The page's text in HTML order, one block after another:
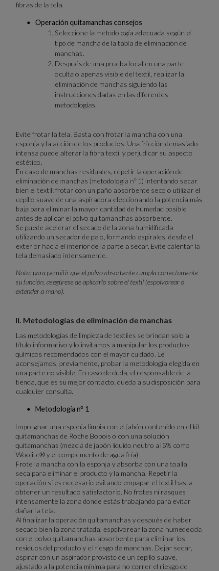
fibras de la tela.
Operación quitamanchas consejos
Seleccione la metodología adecuada según el
tipo de mancha de la tabla de eliminación de
manchas.
Después de una prueba local en una parte
oculta o apenas visible del textil, realizar la
eliminación de manchas siguiendo las
instrucciones dadas en las diferentes
metodologías.
Evite frotar la tela. Basta con frotar la mancha con una
esponja y la acción de los productos. Una fricción demasiado
intensa puede alterar la fibra textil y perjudicar su aspecto
estético.
En caso de manchas residuales, repetir la operación de
eliminación de manchas (metodología nº 1) intentando secar
bien el textil: frotar con un paño absorbente seco o utilizar el
cepillo suave de una aspiradora eleccionando la potencia más
baja para eliminar la mayor cantidad de humedad posible
antes de aplicar el polvo quitamanchas absorbente.
Se puede acelerar el secado de la zona humidificada
utilizando un secador de pelo, formando espirales, desde el
exterior hacia el interior de la parte a secar. Evite calentar la
tela demasiado intensamente.
Nota: para permitir que el polvo absorbente cumpla correctamente
su función, asegúrese de aplicarlo sobre el textil (espolvorear o
extender a mano).
II. Metodologías de eliminación de manchas
Las metodologías de limpieza de textiles se brindan solo a
título informativo y lo invitamos a manipular los productos
químicos recomendados con el mayor cuidado. Le
aconsejamos, previamente, probar la metodología elegida en
una parte no visible. En caso de duda, el responsable de la
tienda, que es su mejor contacto, queda a su disposición para
cualquier consulta.
Metodología n° 1
Impregnar una esponja limpia con el jabón contenido en el kit
quitamanchas de Roche Bobois o con una solución
quitamanchas (mezcla de jabón líquido neutro al 5% como
Woolite® y el complemento de agua fría).
Frote la mancha con la esponja y absorba con una toalla
seca para eliminar el producto y la mancha. Repetir la
operación si es necesario evitando empapar el textil hasta
obtener un resultado satisfactorio. No frotes ni rasques
intensamente la zona donde estás trabajando para evitar
dañar la tela.
Al finalizar la operación quitamanchas y después de haber
secado bien la zona tratada, espolvorear la zona humedecida
con el polvo quitamanchas absorbente para eliminar los
residuos del producto y el riesgo de manchas. Dejar secar,
aspirar con un aspirador provisto de un cepillo suave,
ajustado a la potencia mínima para no correr el riesgo de